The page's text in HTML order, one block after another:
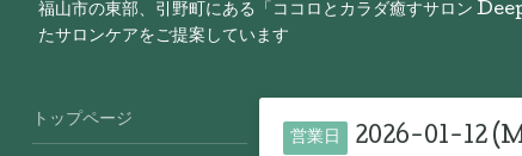
福山市の東部、引野町にある「ココロとカラダ癒すサロン
たサロンケアをご提案しています
営業日 2026-01-12
トップページ